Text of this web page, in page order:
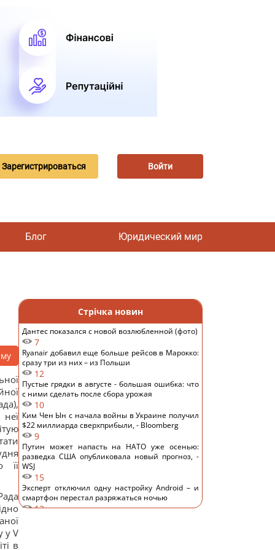
Зарегистрироваться Войти
Блог Юридический мир
її
у V
в
Стрічка новин
Дантес показался с новой возлюбленной (фото)
7
Ryanair добавил еще больше рейсов в Марокко:
сразу три из них – из Польши
12
Пустые грядки в августе - большая ошибка: что
с ними сделать после сбора урожая
10
Ким Чен Ын с начала войны в Украине получил
$22 миллиарда сверхприбыли, - Bloomberg
9
Путин может напасть на НАТО уже осенью:
разведка США опубликовала новый прогноз, -
WSJ
15
Эксперт отключил одну настройку Android – и
смартфон перестал разряжаться ночью
12